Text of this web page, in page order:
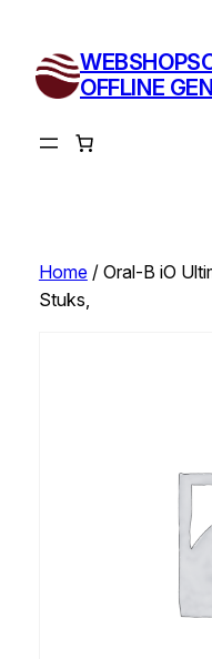
inhoud
OFFLINE
Home/ Oral-B iO
Stuks,